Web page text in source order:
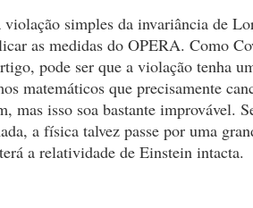
violação simples da invariância de
as medidas do OPERA. Como
pode ser que a violação tenha
matemáticos que precisamente
mas isso soa bastante improvável.
a física talvez passe por uma
a relatividade de Einstein intacta.